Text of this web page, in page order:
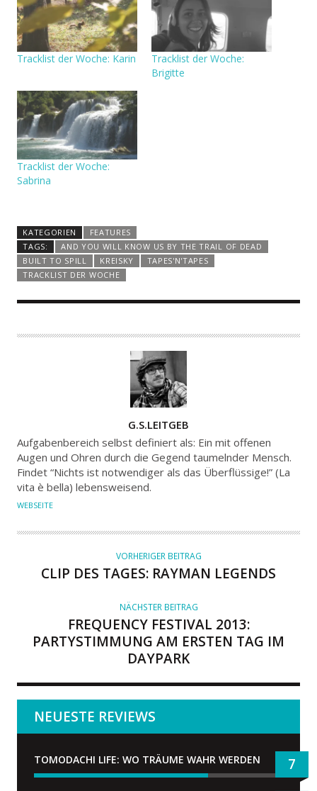
Tracklist der Woche: Karin
Tracklist der Woche:
Brigitte
Tracklist der Woche:
Sabrina
KATEGORIEN
FEATURES
TAGS:
AND YOU WILL KNOW US BY THE TRAIL OF DEAD
BUILT TO SPILL
KREISKY
TAPES'N'TAPES
TRACKLIST DER WOCHE
U
T
O
R
G.S.LEITGEB
Aufgabenbereich selbst definiert als: Ein mit offenen
Augen und Ohren durch die Gegend taumelnder Mensch.
Findet “Nichts ist notwendiger als das Überflüssige!” (La
vita è bella) lebensweisend.
WEBSEITE
VORHERIGER BEITRAG
CLIP DES TAGES: RAYMAN LEGENDS
NÄCHSTER BEITRAG
FREQUENCY FESTIVAL 2013:
PARTYSTIMMUNG AM ERSTEN TAG IM
DAYPARK
NEUESTE REVIEWS
TOMODACHI LIFE: WO TRÄUME WAHR WERDEN 7